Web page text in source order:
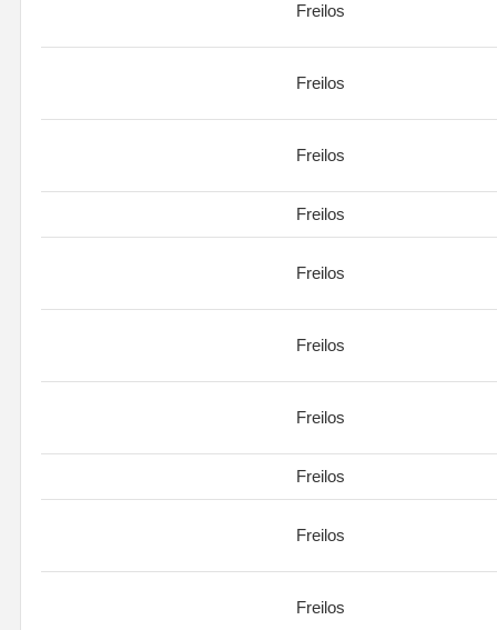
Freilos
Freilos
Freilos
Freilos
Freilos
Freilos
Freilos
Freilos
Freilos
Freilos